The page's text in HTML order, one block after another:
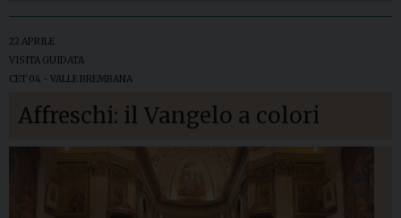
22 APRILE
VISITA GUIDATA
CET 04 - VALLE BREMBANA
Affreschi: il Vangelo a colori